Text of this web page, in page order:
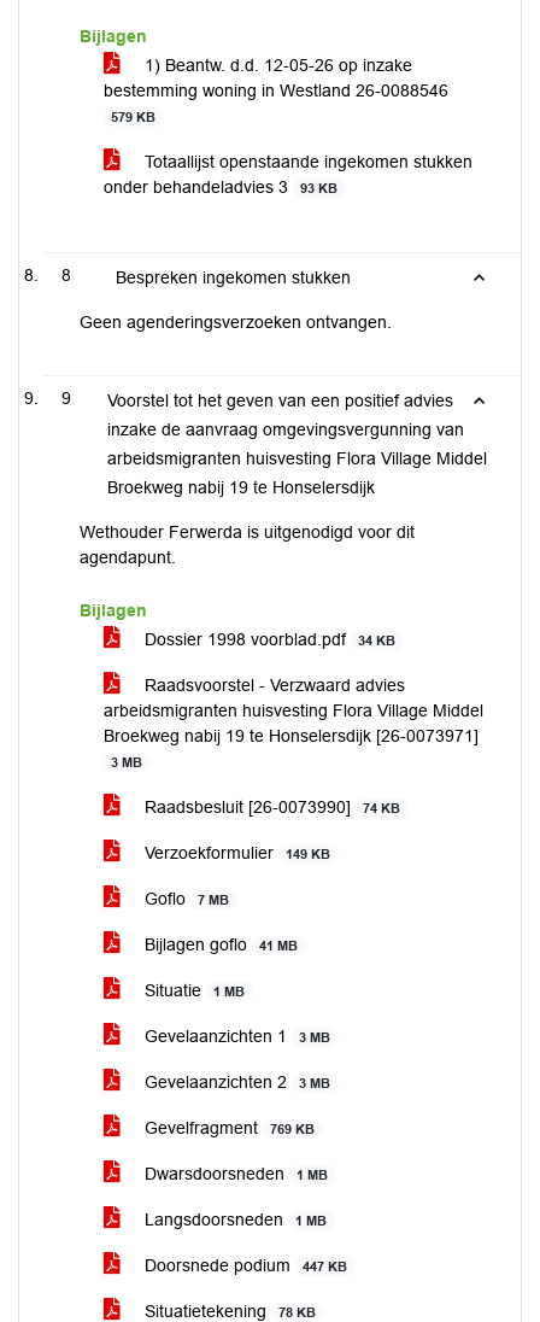
Bijlagen
1) Beantw. d.d. 12-05-26 op inzake
bestemming woning in Westland 26-0088546
579 KB
Totaallijst openstaande ingekomen stukken
onder behandeladvies 3
93 KB
8 Bespreken ingekomen stukken
Geen agenderingsverzoeken ontvangen.
9
Voorstel tot het geven van een positief advies
inzake de aanvraag omgevingsvergunning van
arbeidsmigranten huisvesting Flora Village Middel
Broekweg nabij 19 te Honselersdijk
Wethouder Ferwerda is uitgenodigd voor dit
agendapunt.
Bijlagen
Dossier 1998 voorblad.pdf
34 KB
Raadsvoorstel - Verzwaard advies
arbeidsmigranten huisvesting Flora Village Middel
Broekweg nabij 19 te Honselersdijk [26-0073971]
3 MB
Raadsbesluit [26-0073990] 74 KB
Verzoekformulier 149 KB
Goflo 7 MB
Bijlagen goflo 41 MB
Situatie 1 MB
Gevelaanzichten 1 3 MB
Gevelaanzichten 2 3 MB
Gevelfragment 769 KB
Dwarsdoorsneden 1 MB
Langsdoorsneden 1 MB
Doorsnede podium 447 KB
Situatietekening 78 KB